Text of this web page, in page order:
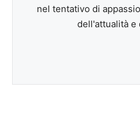
nel tentativo di
dell'attualità e